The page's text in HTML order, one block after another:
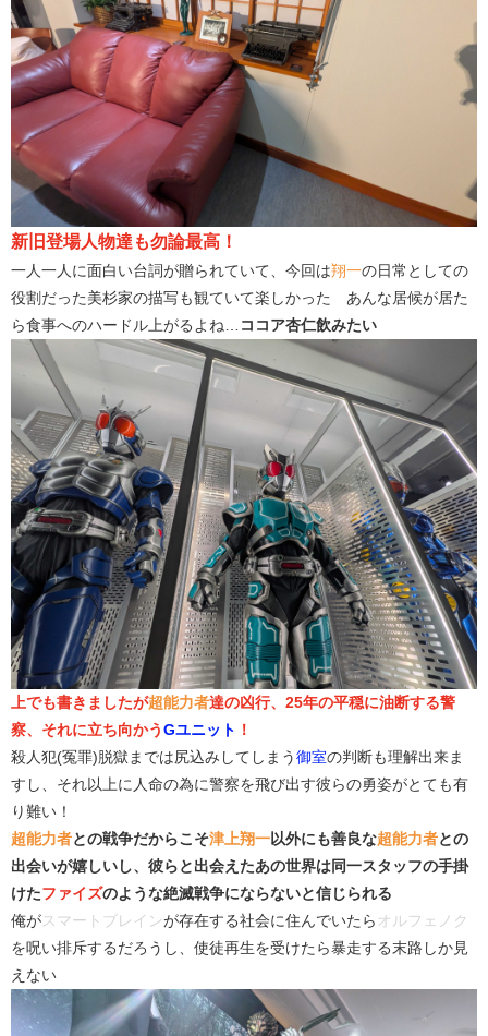
新旧登場人物達も勿論最高！
一人一人に面白い台詞が贈られていて、今回は翔一の日常としての
役割だった美杉家の描写も観ていて楽しかった あんな居候が居た
ら食事へのハードル上がるよね… ココア杏仁飲みたい
上でも書きましたが超能力者達の凶行、25年の平穏に油断する警
察、それに立ち向かうGユニット ！
殺人犯(冤罪)脱獄までは尻込みしてしまう御室の判断も理解出来ま
すし、それ以上に人命の為に警察を飛び出す彼らの勇姿がとても有
り難い！
超能力者との戦争だからこそ津上翔一以外にも善良な超能力者との
出会いが嬉しいし、彼らと出会えたあの世界は同一スタッフの手掛
けたファイズのような絶滅戦争にならないと信じられる
俺がスマートブレインが存在する社会に住んでいたらオルフェノク
を呪い排斥するだろうし、使徒再生を受けたら暴走する末路しか見
えない